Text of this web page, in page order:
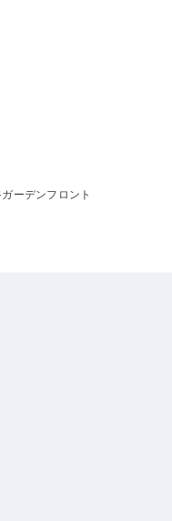
ーデンフロント